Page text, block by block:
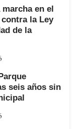
en el
la Ley
de la
seis años sin